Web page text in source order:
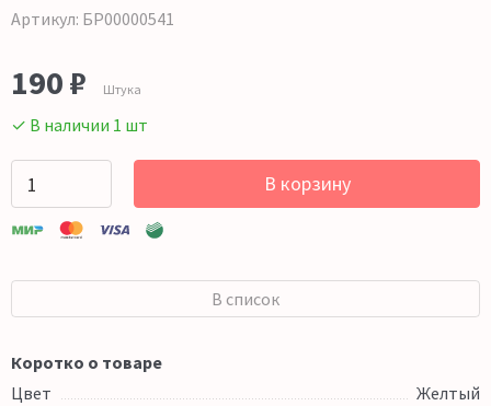
Артикул: БР00000541
190 ₽ Штука
✓ В наличии 1 шт
В корзину
В список
Коротко о товаре
Цвет
Желтый